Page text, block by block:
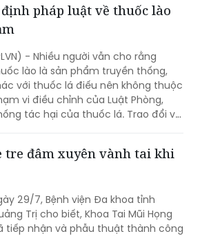
châu Á.
- Nhiều người vẫn cho rằng
lào là sản phẩm truyền thống,
với thuốc lá điếu nên không thuộc
vi điều chỉnh của Luật Phòng,
tác hại của thuốc lá. Trao đổi với
viên Báo Pháp luật Việt Nam, Ths.
Thị Thu Hương - chuyên gia về
chống tác hại của thuốc lá
Thuốc lào là một dạng thuốc lá
quy định của pháp luật, vì vậy mọi
và trách nhiệm của người
lý đều được áp dụng tương tự
đối với thuốc lá điếu.
tre đâm xuyên vành tai khi
29/7, Bệnh viện Đa khoa tỉnh
tiếp nhận và phẫu thuật thành công
bệnh nhi H.M.V. (6 tuổi, trú tại thôn
Tâm, xã Nam Cửa Việt, tỉnh